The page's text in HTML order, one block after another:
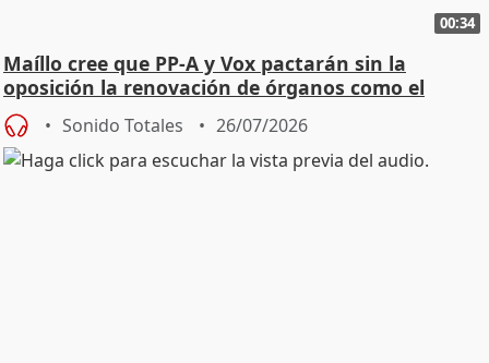
00:34
Maíllo cree que PP-A y Vox pactarán sin la
oposición la renovación de órganos como el
Defensor
Sonido Totales 26/07/2026